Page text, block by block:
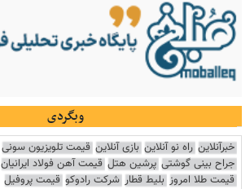
وبگردی
خبرآنلاین راه نو آنلاین بازی آنلاین قیمت تلویزیون سونی
جراح بینی گوشتی پرشین هتل قیمت آهن فولاد ایرانیان
قیمت طلا امروز بلیط قطار شرکت رادوکو قیمت پروفیل